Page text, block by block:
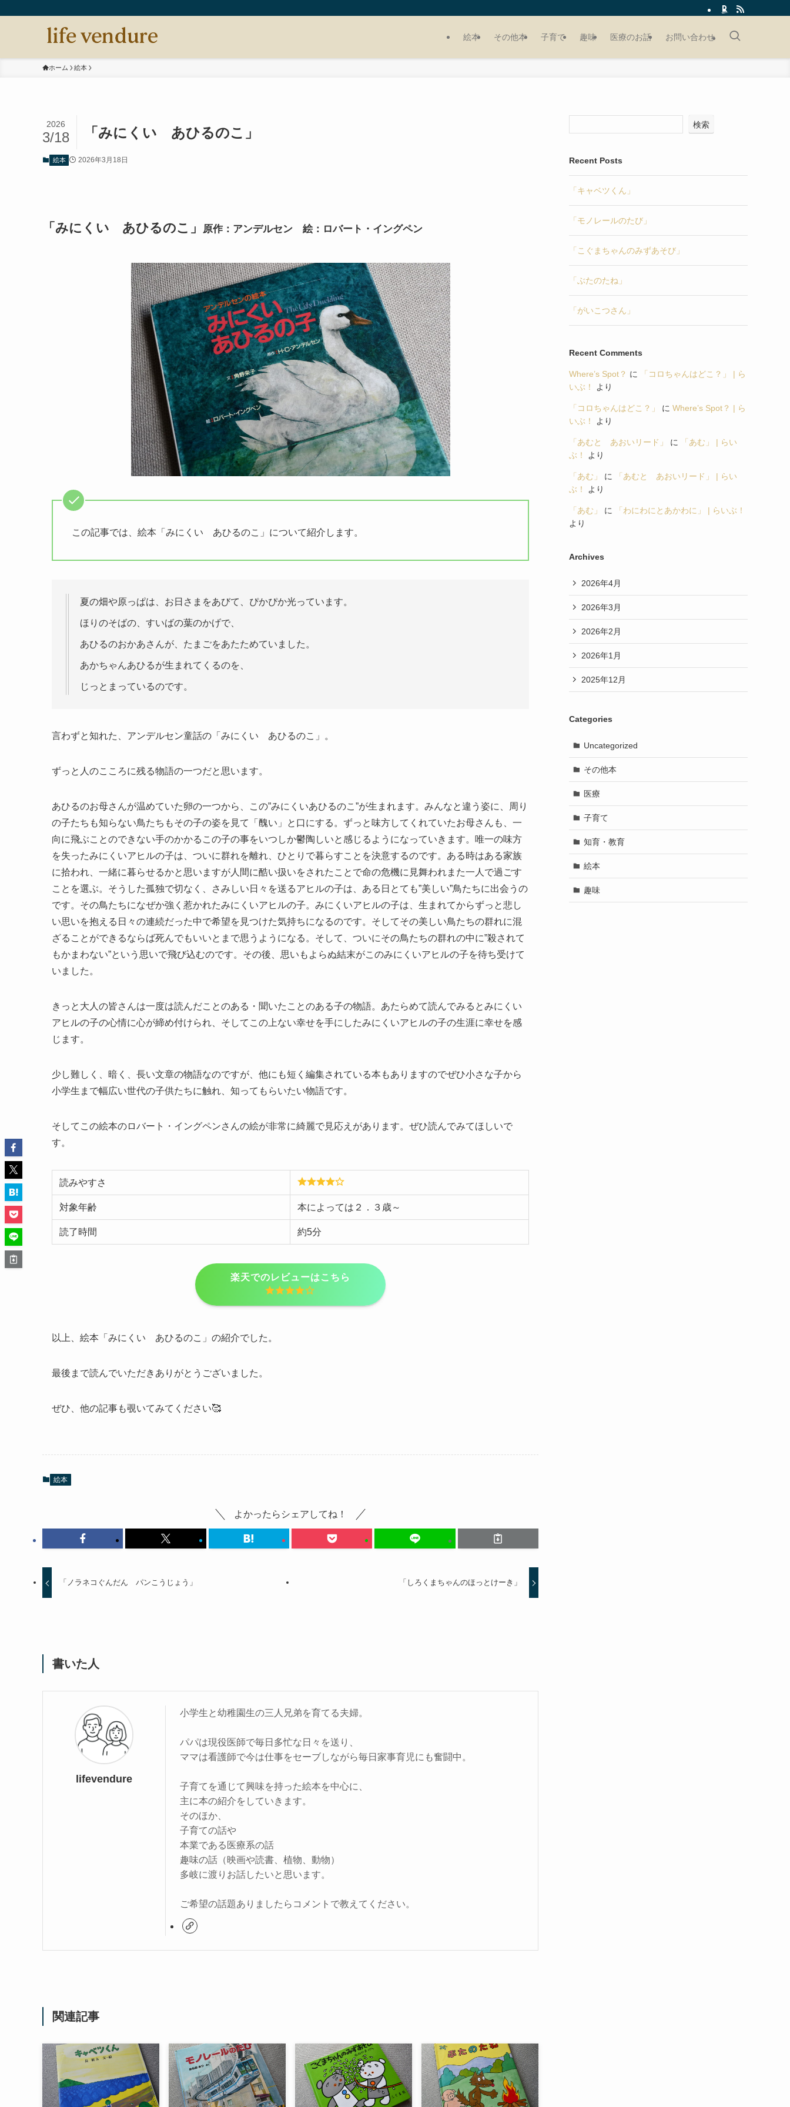
絵本 その他本 子育て 趣味 医療のお話 お問い合わせ
ホーム 絵本
「みにくい あひるのこ」
2026
3/18
絵本 2026年3月18日
「みにくい あひるのこ」 原作：アンデルセン 絵：ロバート・イングペン
この記事では、絵本「みにくい あひるのこ」について紹介します。
夏の畑や原っぱは、お日さまをあびて、ぴかぴか光っています。
ほりのそばの、すいばの葉のかげで、
あひるのおかあさんが、たまごをあたためていました。
あかちゃんあひるが生まれてくるのを、
じっとまっているのです。
言わずと知れた、アンデルセン童話の「みにくい あひるのこ」。
ずっと人のこころに残る物語の一つだと思います。
あひるのお母さんが温めていた卵の一つから、この”みにくいあひるのこ”が生まれます。みんなと違う姿に、周り
の子たちも知らない鳥たちもその子の姿を見て「醜い」と口にする。ずっと味方してくれていたお母さんも、一
向に飛ぶことのできない手のかかるこの子の事をいつしか鬱陶しいと感じるようになっていきます。唯一の味方
を失ったみにくいアヒルの子は、ついに群れを離れ、ひとりで暮らすことを決意するのです。ある時はある家族
に拾われ、一緒に暮らせるかと思いますが人間に酷い扱いをされたことで命の危機に見舞われまた一人で過ごす
ことを選ぶ。そうした孤独で切なく、さみしい日々を送るアヒルの子は、ある日とても”美しい”鳥たちに出会うの
です。その鳥たちになぜか強く惹かれたみにくいアヒルの子。みにくいアヒルの子は、生まれてからずっと悲し
い思いを抱える日々の連続だった中で希望を見つけた気持ちになるのです。そしてその美しい鳥たちの群れに混
ざることができるならば死んでもいいとまで思うようになる。そして、ついにその鳥たちの群れの中に”殺されて
もかまわない”という思いで飛び込むのです。その後、思いもよらぬ結末がこのみにくいアヒルの子を待ち受けて
いました。
きっと大人の皆さんは一度は読んだことのある・聞いたことのある子の物語。あたらめて読んでみるとみにくい
アヒルの子の心情に心が締め付けられ、そしてこの上ない幸せを手にしたみにくいアヒルの子の生涯に幸せを感
じます。
少し難しく、暗く、長い文章の物語なのですが、他にも短く編集されている本もありますのでぜひ小さな子から
小学生まで幅広い世代の子供たちに触れ、知ってもらいたい物語です。
そしてこの絵本のロバート・イングペンさんの絵が非常に綺麗で見応えがあります。ぜひ読んでみてほしいで
す。
読みやすさ
対象年齢 本によっては２．３歳～
読了時間 約5分
楽天でのレビューはこちら
以上、絵本「みにくい あひるのこ」の紹介でした。
最後まで読んでいただきありがとうございました。
ぜひ、他の記事も覗いてみてください🥰
絵本
よかったらシェアしてね！
「ノラネコぐんだん パンこうじょう」 「しろくまちゃんのほっとけーき」
書いた人
lifevendure
小学生と幼稚園生の三人兄弟を育てる夫婦。
パパは現役医師で毎日多忙な日々を送り、
ママは看護師で今は仕事をセーブしながら毎日家事育児にも奮闘中。
子育てを通じて興味を持った絵本を中心に、
主に本の紹介をしていきます。
そのほか、
子育ての話や
本業である医療系の話
趣味の話（映画や読書、植物、動物）
多岐に渡りお話したいと思います。
ご希望の話題ありましたらコメントで教えてください。
関連記事
検索
Recent Posts
「キャベツくん」
「モノレールのたび」
「こぐまちゃんのみずあそび」
「ぶたのたね」
「がいこつさん」
Recent Comments
Where’s Spot？ に
「コロちゃんはどこ？」 | ら
いぶ！
より
「コロちゃんはどこ？」 に Where’s Spot？ | ら
いぶ！
より
「あむと あおいリード」 に
「あむ」 | らい
ぶ！
より
「あむ」 に
「あむと あおいリード」 | らい
ぶ！
より
「あむ」 に
「わにわにとあかわに」 | らいぶ！
より
Archives
2026年4月
2026年3月
2026年2月
2026年1月
2025年12月
Categories
Uncategorized
その他本
医療
子育て
知育・教育
絵本
趣味